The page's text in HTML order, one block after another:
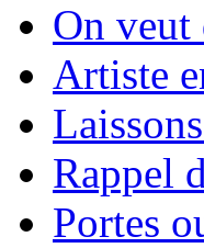
On veut
Artiste
Rappel
Portes